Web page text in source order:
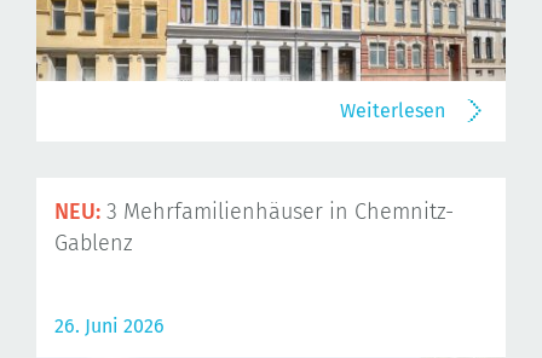
Weiterlesen
NEU: 3 Mehrfamilienhäuser in Chemnitz-
Gablenz
26. Juni 2026